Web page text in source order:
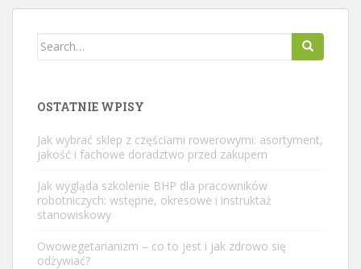
Search
OSTATNIE WPISY
Jak wybrać sklep z częściami rowerowymi: asortyment,
jakość i fachowe doradztwo przed zakupem
Jak wygląda szkolenie BHP dla pracowników
robotniczych: wstępne, okresowe i instruktaż
stanowiskowy
Owowegetarianizm – co to jest i jak zdrowo się
odżywiać?